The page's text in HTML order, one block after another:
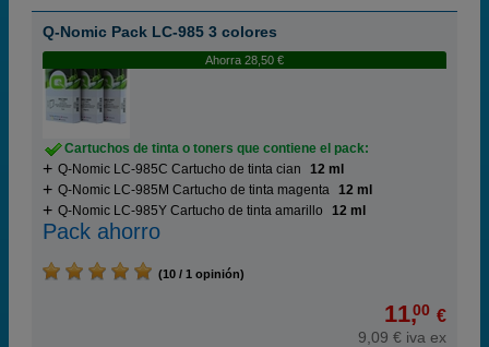
Q-Nomic Pack LC-985 3 colores
Ahorra 28,50 €
Cartuchos de tinta o toners que contiene el pack:
Q-Nomic LC-985C Cartucho de tinta cian
12 ml
Q-Nomic LC-985M Cartucho de tinta magenta 12 ml
Q-Nomic LC-985Y Cartucho de tinta amarillo
12 ml
Pack ahorro
(10 / 1 opinión)
11,00 €
9,09 € iva ex